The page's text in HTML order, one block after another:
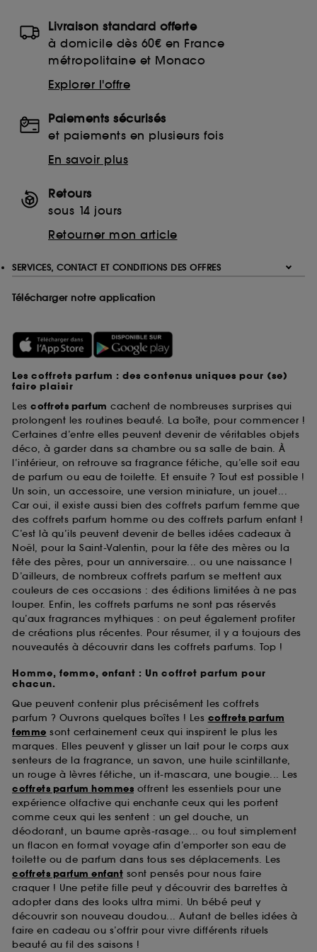
Livraison standard offerte
à domicile dès 60€ en France
métropolitaine et Monaco
Explorer l'offre
Paiements sécurisés
et paiements en plusieurs fois
En savoir plus
Retours
sous 14 jours
Retourner mon article
SERVICES, CONTACT ET CONDITIONS DES OFFRES
Télécharger notre application
Les coffrets parfum : des contenus uniques pour (se)
faire plaisir
Les coffrets parfum cachent de nombreuses surprises qui
prolongent les routines beauté. La boîte, pour commencer !
Certaines d’entre elles peuvent devenir de véritables objets
déco, à garder dans sa chambre ou sa salle de bain. À
l’intérieur, on retrouve sa fragrance fétiche, qu’elle soit eau
de parfum ou eau de toilette. Et ensuite ? Tout est possible !
Un soin, un accessoire, une version miniature, un jouet...
Car oui, il existe aussi bien des coffrets parfum femme que
des coffrets parfum homme ou des coffrets parfum enfant !
C’est là qu’ils peuvent devenir de belles idées cadeaux à
Noël, pour la Saint-Valentin, pour la fête des mères ou la
fête des pères, pour un anniversaire... ou une naissance !
D’ailleurs, de nombreux coffrets parfum se mettent aux
couleurs de ces occasions : des éditions limitées à ne pas
louper. Enfin, les coffrets parfums ne sont pas réservés
qu’aux fragrances mythiques : on peut également profiter
de créations plus récentes. Pour résumer, il y a toujours des
nouveautés à découvrir dans les coffrets parfums. Top !
Homme, femme, enfant : Un coffret parfum pour
chacun.
Que peuvent contenir plus précisément les coffrets
parfum ? Ouvrons quelques boîtes ! Les coffrets parfum
femme sont certainement ceux qui inspirent le plus les
marques. Elles peuvent y glisser un lait pour le corps aux
senteurs de la fragrance, un savon, une huile scintillante,
un rouge à lèvres fétiche, un it-mascara, une bougie... Les
coffrets parfum hommes offrent les essentiels pour une
expérience olfactive qui enchante ceux qui les portent
comme ceux qui les sentent : un gel douche, un
déodorant, un baume après-rasage... ou tout simplement
un flacon en format voyage afin d’emporter son eau de
toilette ou de parfum dans tous ses déplacements. Les
coffrets parfum enfant sont pensés pour nous faire
craquer ! Une petite fille peut y découvrir des barrettes à
adopter dans des looks ultra mimi. Un bébé peut y
découvrir son nouveau doudou... Autant de belles idées à
faire en cadeau ou s’offrir pour vivre différents rituels
beauté au fil des saisons !